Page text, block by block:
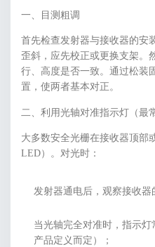
一、目测粗调
首先检查发射器与接收器的安
歪斜，应先校正或更换支架。
行、高度是否一致。通过松装
置，使两者基本对正。
二、利用光轴对准指示灯（最
大多数安全光栅在接收器顶部
LED）。对光时：
发射器通电后，观察接收器
当光轴完全对准时，指示
产品定义而定）；